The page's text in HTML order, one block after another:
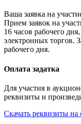
Ваша заявка на
Прием заявок на
16 часов рабочего
электронных торгов.
рабочего дня.
Оплата задатка
Для участия в
реквизиты и
Скачать реквизиты на